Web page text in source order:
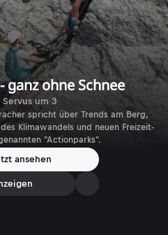
ganz ohne Schnee
Servus um 3
spricht über Trends am Berg,
Klimawandels und neuen Freizeit-
"Actionparks".
ansehen